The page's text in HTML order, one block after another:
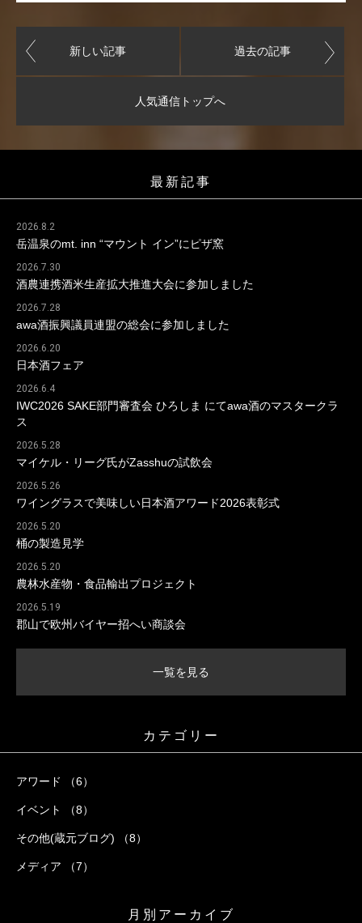
新しい記事
人気通信トップへ
過去の記事
最新記事
2026.8.2
岳温泉のmt. inn “マウント イン”にピザ窯
2026.7.30
酒農連携酒米生産拡大推進大会に参加しました
2026.7.28
awa酒振興議員連盟の総会に参加しました
2026.6.20
日本酒フェア
2026.6.4
IWC2026 SAKE部門審査会 ひろしま にてawa酒のマスタークラ
ス
2026.5.28
マイケル・リーグ氏がZasshuの試飲会
2026.5.26
ワイングラスで美味しい日本酒アワード2026表彰式
2026.5.20
桶の製造見学
2026.5.20
農林水産物・食品輸出プロジェクト
2026.5.19
郡山で欧州バイヤー招へい商談会
一覧を見る
カテゴリー
アワード （6）
イベント （8）
その他(蔵元ブログ) （8）
メディア （7）
月別アーカイブ